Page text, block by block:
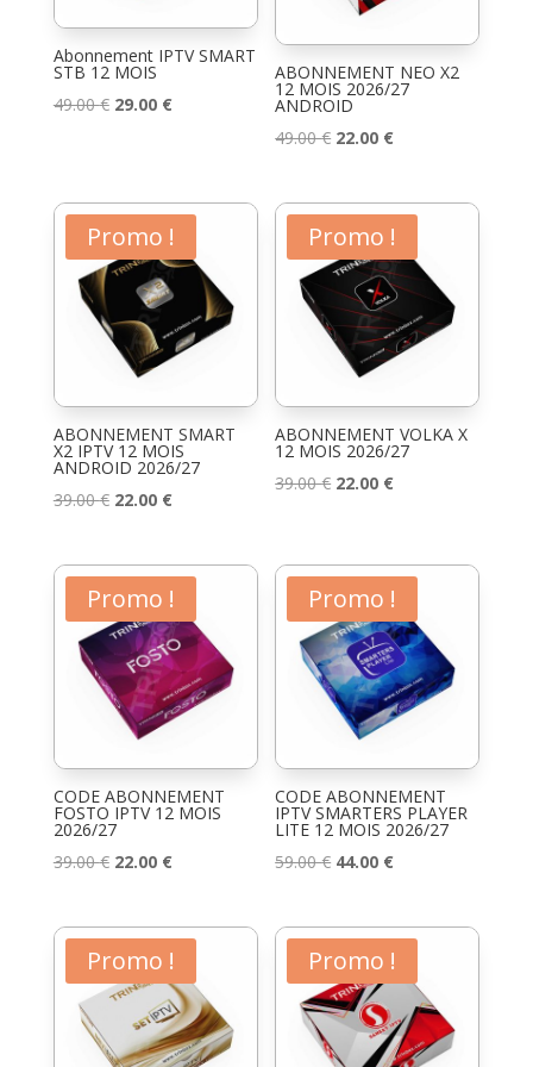
Abonnement IPTV SMART
STB 12 MOIS
49.00€ Le
49.00 €.
29.00 €Le
29.00 €.
ABONNEMENT NEO X2
12 MOIS 2026/27
ANDROID
49.00€ Le
initial
était :
49.00 €.
22.00 €Le
actuel
est :
22.00 €.
Promo !
ABONNEMENT SMART
X2 IPTV 12 MOIS
ANDROID 2026/27
39.00€ Le
initial
était :
39.00 €.
22.00 €Le
actuel
est :
22.00 €.
Promo !
ABONNEMENT VOLKA X
12 MOIS 2026/27
39.00€ Le
était :
39.00 €.
22.00 €Le
est :
22.00 €.
Promo !
CODE ABONNEMENT
FOSTO IPTV 12 MOIS
2026/27
39.00€ Le
initial
était :
39.00 €.
22.00 €Le
actuel
est :
22.00 €.
Promo !
CODE ABONNEMENT
IPTV SMARTERS PLAYER
LITE 12 MOIS 2026/27
59.00€ Le
initial
était :
59.00 €.
44.00 €Le
actuel
est :
44.00 €.
Promo ! Promo !